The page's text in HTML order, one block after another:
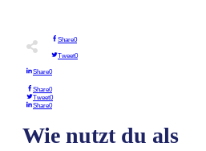
Share0
Tweet0
Share0
Share0
Tweet0
Share0
Wie nutzt du als